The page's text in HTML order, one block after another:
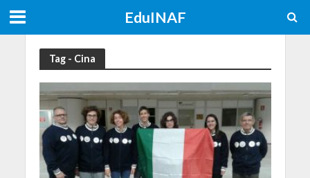
EduINAF
Tag - Cina